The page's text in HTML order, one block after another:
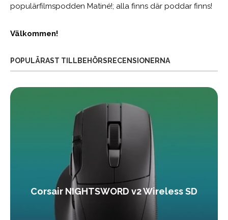
populärfilmspodden Matiné!; alla finns där poddar finns!
Välkommen!
POPULÄRAST TILLBEHÖRSRECENSIONERNA
Corsair NIGHTSWORD v2 Wireless SD